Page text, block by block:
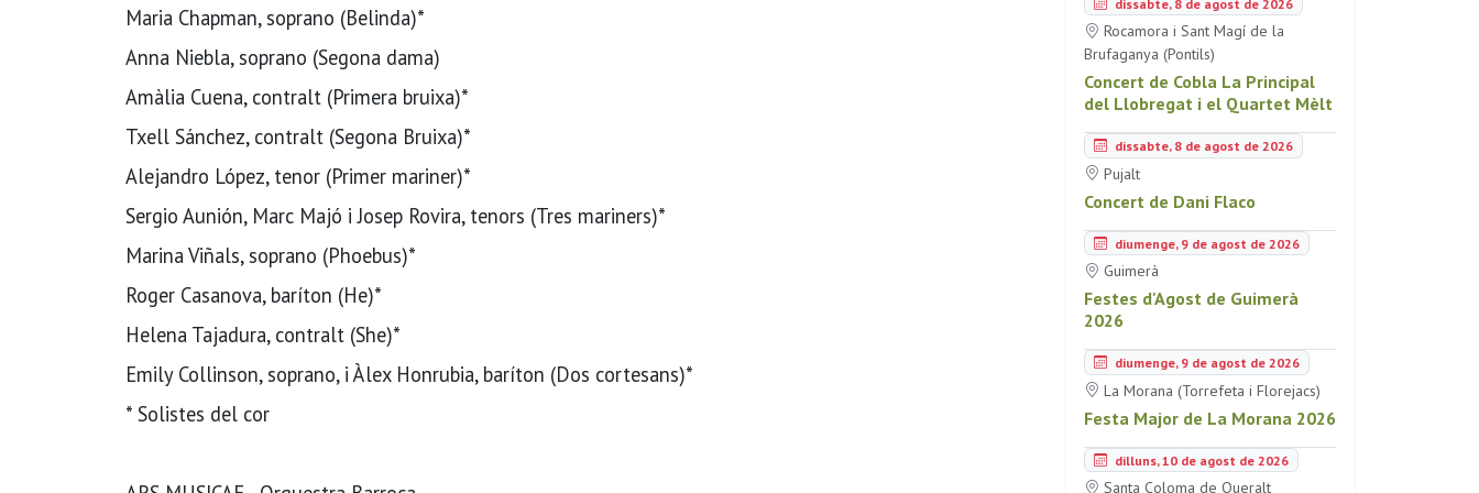
Maria Chapman, soprano (Belinda)*
Anna Niebla, soprano (Segona dama)
Amàlia Cuena, contralt (Primera bruixa)*
Txell Sánchez, contralt (Segona Bruixa)*
Alejandro López, tenor (Primer mariner)*
Sergio Aunión, Marc Majó i Josep Rovira, tenors (Tres mariners)*
Marina Viñals, soprano (Phoebus)*
Roger Casanova, baríton (He)*
Helena Tajadura, contralt (She)*
Emily Collinson, soprano, i Àlex Honrubia, baríton (Dos cortesans)*
* Solistes del cor
Rocamora i Sant Magí de la
Brufaganya (Pontils)
Concert de Cobla La Principal
del Llobregat i el Quartet Mèlt
dissabte, 8 de agost de 2026
Pujalt
Concert de Dani Flaco
diumenge, 9 de agost de 2026
Guimerà
Festes d'Agost de Guimerà
2026
diumenge, 9 de agost de 2026
La Morana (Torrefeta i Florejacs)
Festa Major de La Morana 2026
dilluns, 10 de agost de 2026
Santa Coloma de Queralt